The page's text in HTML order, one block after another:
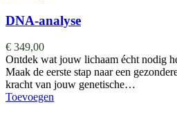
DNA-analyse
€ 349,00
Ontdek wat jouw lichaam écht nodig
Maak de eerste stap naar een
kracht van jouw genetische…
Toevoegen